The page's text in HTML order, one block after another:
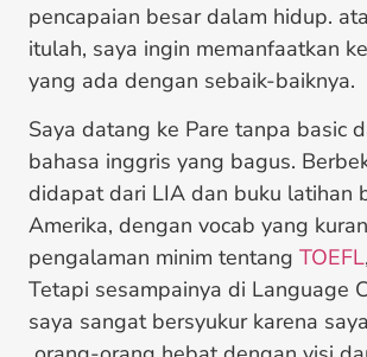
pencapaian besar dalam hidup.
itulah, saya ingin memanfaatkan
yang ada dengan sebaik-baiknya.
Saya datang ke Pare tanpa basic
bahasa inggris yang bagus.
didapat dari LIA dan buku latihan
Amerika, dengan vocab yang
pengalaman minim tentang TOEFL
Tetapi sesampainya di Language
saya sangat bersyukur karena